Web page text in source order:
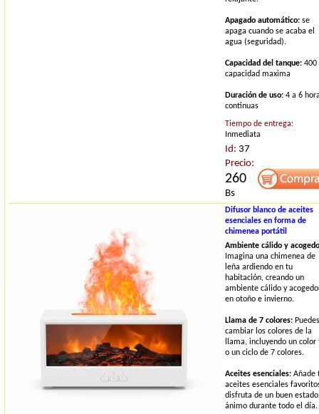
Apagado automático: se
apaga cuando se acaba el
agua (seguridad).
Capacidad del tanque: 400
capacidad maxima
Duración de uso: 4 a 6
continuas
Tiempo de entrega:
Inmediata
Id: 37
Precio:
260
Bs
Difusor blanco de aceites
esenciales en forma de
chimenea portátil
Ambiente cálido y
Imagina una chimenea de
leña ardiendo en tu
habitación, creando un
ambiente cálido y
en otoño e invierno.
Llama de 7 colores: Puedes
cambiar los colores de la
llama, incluyendo un color
o un ciclo de 7 colores.
Aceites esenciales: Añade
aceites esenciales
disfruta de un buen
ánimo durante todo el día.